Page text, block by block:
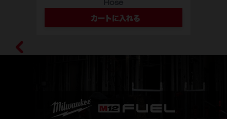
型番49-90-1996
カートに入れる